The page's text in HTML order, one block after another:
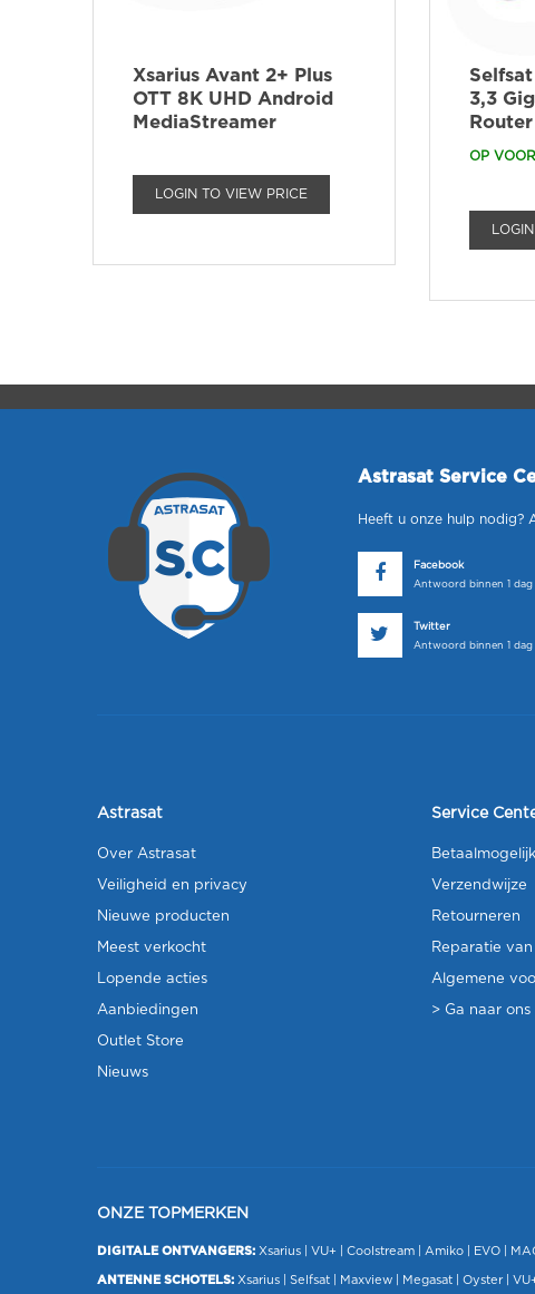
Xsarius Avant 2+ Plus
OTT 8K UHD Android
MediaStreamer
LOGIN TO VIEW PRICE
3,3
Router
OP
Astrasat Service
Heeft u onze hulp nodig?
Facebook
Antwoord binnen 1 dag
Twitter
Antwoord binnen 1 dag
Astrasat
Over Astrasat
Veiligheid en privacy
Nieuwe producten
Meest verkocht
Lopende acties
Aanbiedingen
Outlet Store
Nieuws
Service
Verzendwijze
Retourneren
Reparatie
Algemene
> Ga naar
ONZE TOPMERKEN
DIGITALE ONTVANGERS: Xsarius VU+ | Coolstream | Amiko EVO
ANTENNE SCHOTELS: Xsarius Selfsat Maxview Megasat | Oyster |